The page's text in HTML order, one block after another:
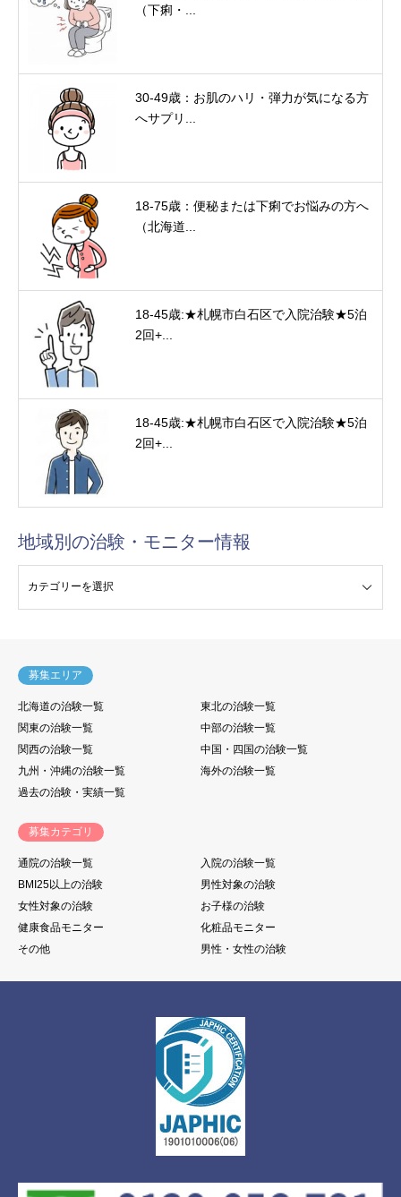
（下痢・...
30-49歳：お肌のハリ・弾力が気になる方
へサプリ...
18-75歳：便秘または下痢でお悩みの方へ
（北海道...
18-45歳:★札幌市白石区で入院治験★5泊
2回+...
18-45歳:★札幌市白石区で入院治験★5泊
2回+...
地域別の治験・モニター情報
募集エリア
北海道の治験一覧
東北の治験一覧
関東の治験一覧
中部の治験一覧
関西の治験一覧
中国・四国の治験一覧
九州・沖縄の治験一覧
海外の治験一覧
過去の治験・実績一覧
募集カテゴリ
通院の治験一覧
入院の治験一覧
BMI25以上の治験
男性対象の治験
女性対象の治験
お子様の治験
健康食品モニター
化粧品モニター
その他
男性・女性の治験